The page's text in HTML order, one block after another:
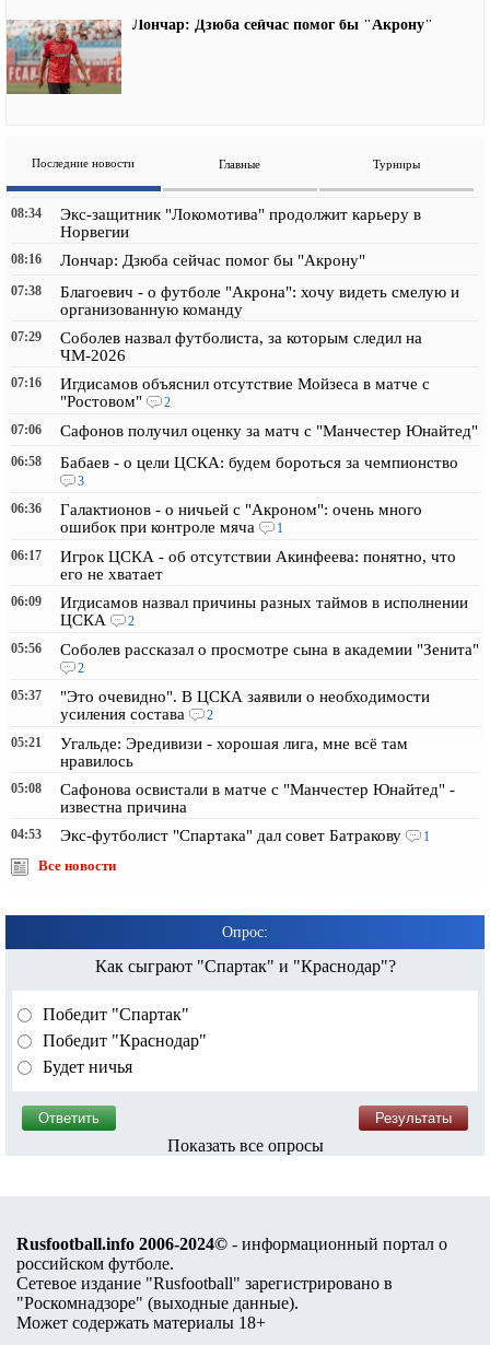
Лончар: Дзюба сейчас помог бы "Акрону"
Последние новости Главные Турниры
08:34
Экс-защитник "Локомотива" продолжит карьеру в
Норвегии
08:16 Лончар: Дзюба сейчас помог бы "Акрону"
07:38
Благоевич - о футболе "Акрона": хочу видеть смелую и
организованную команду
07:29
Соболев назвал футболиста, за которым следил на
ЧМ-2026
07:16
Игдисамов объяснил отсутствие Мойзеса в матче с
"Ростовом"
2
07:06
Сафонов получил оценку за матч с "Манчестер Юнайтед"
06:58 Бабаев - о цели ЦСКА: будем бороться за чемпионство
3
06:36
Галактионов - о ничьей с "Акроном": очень много
ошибок при контроле мяча
1
06:17
Игрок ЦСКА - об отсутствии Акинфеева: понятно, что
его не хватает
06:09
Игдисамов назвал причины разных таймов в исполнении
ЦСКА
2
05:56
Соболев рассказал о просмотре сына в академии "Зенита"
2
05:37
"Это очевидно". В ЦСКА заявили о необходимости
усиления состава
2
05:21
Угальде: Эредивизи - хорошая лига, мне всё там
нравилось
05:08
Сафонова освистали в матче с "Манчестер Юнайтед" -
известна причина
04:53 Экс-футболист "Спартака" дал совет Батракову
1
Все новости
Опрос:
Как сыграют "Спартак" и "Краснодар"?
Победит "Спартак"
Победит "Краснодар"
Будет ничья
Показать все опросы
Rusfootball.info 2006-2024© - информационный портал о
российском футболе.
Сетевое издание "Rusfootball" зарегистрировано в
"Роскомнадзоре" (выходные данные).
Может содержать материалы 18+